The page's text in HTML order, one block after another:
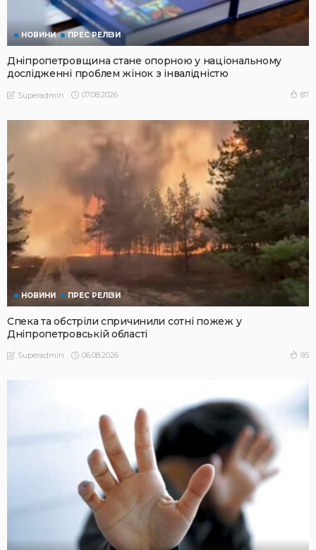
НОВИНИ ПРЕС РЕЛІЗИ
Дніпропетровщина стане опорною у національному
дослідженні проблем жінок з інвалідністю
Superadmin 07.08.2026 87
НОВИНИ ПРЕС РЕЛІЗИ
Спека та обстріли спричинили сотні пожеж у
Дніпропетровській області
Superadmin 06.08.2026 95